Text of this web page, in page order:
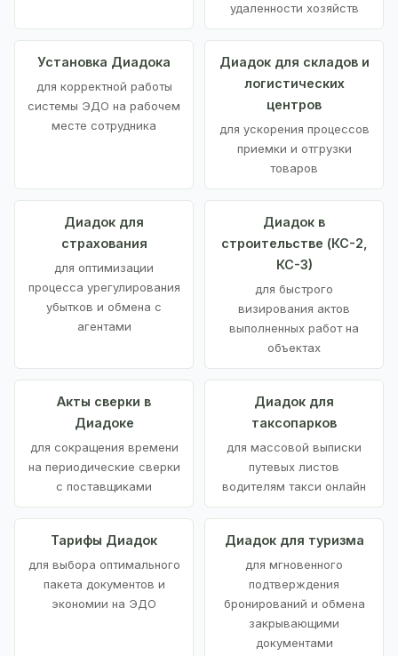
удаленности хозяйств
Установка Диадока
для корректной работы
системы ЭДО на рабочем
месте сотрудника
Диадок для складов и
логистических
центров
для ускорения процессов
приемки и отгрузки
товаров
Диадок для
страхования
для оптимизации
процесса урегулирования
убытков и обмена с
агентами
Диадок в
строительстве (КС-2,
КС-3)
для быстрого
визирования актов
выполненных работ на
объектах
Акты сверки в
Диадоке
для сокращения времени
на периодические сверки
с поставщиками
Диадок для
таксопарков
для массовой выписки
путевых листов
водителям такси онлайн
Тарифы Диадок
для выбора оптимального
пакета документов и
экономии на ЭДО
Диадок для туризма
для мгновенного
подтверждения
бронирований и обмена
закрывающими
документами